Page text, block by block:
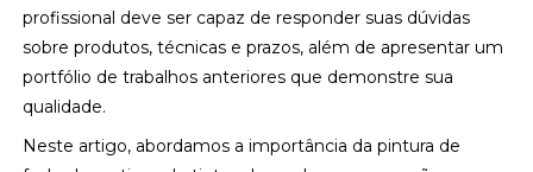
profissional deve ser capaz de responder suas dúvidas
sobre produtos, técnicas e prazos, além de apresentar um
portfólio de trabalhos anteriores que demonstre sua
qualidade.
Neste artigo, abordamos a importância da pintura de